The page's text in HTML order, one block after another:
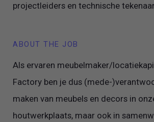
projectleiders en technische
ABOUT THE JOB
Als ervaren meubelmaker/
Factory ben je dus (mede-
maken van meubels en decors in
houtwerkplaats, maar ook in